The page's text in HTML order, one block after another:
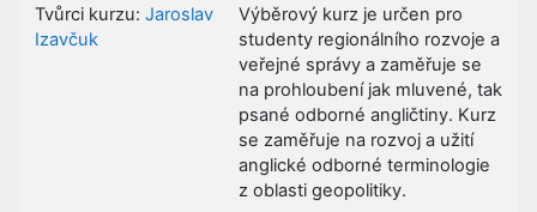
Výběrový kurz je určen pro
studenty regionálního rozvoje a
veřejné správy a zaměřuje se
na prohloubení jak mluvené, tak
psané odborné angličtiny. Kurz
se zaměřuje na rozvoj a užití
anglické odborné terminologie
z oblasti geopolitiky.
Tvůrci kurzu: Jaroslav
Izavčuk